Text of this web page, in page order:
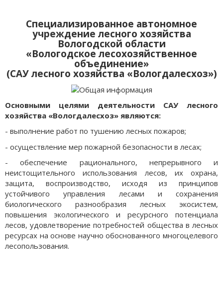
Специализированное автономное
учреждение лесного хозяйства
Вологодской области
«Вологодское лесохозяйственное
объединение»
(САУ лесного хозяйства «Вологдалесхоз»)
Основными целями деятельности САУ лесного
хозяйства «Вологдалесхоз» являются:
- выполнение работ по тушению лесных пожаров;
- осуществление мер пожарной безопасности в лесах;
- обеспечение рационального, непрерывного и
неистощительного использования лесов, их охрана,
защита, воспроизводство, исходя из принципов
устойчивого управления лесами и сохранения
биологического разнообразия лесных экосистем,
повышения экологического и ресурсного потенциала
лесов, удовлетворение потребностей общества в лесных
ресурсах на основе научно обоснованного многоцелевого
лесопользования.